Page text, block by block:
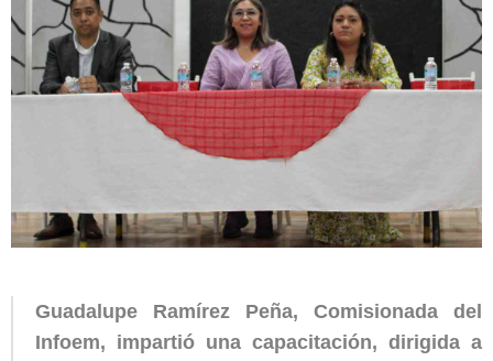
Guadalupe Ramírez Peña, Comisionada del
Infoem, impartió una capacitación, dirigida a